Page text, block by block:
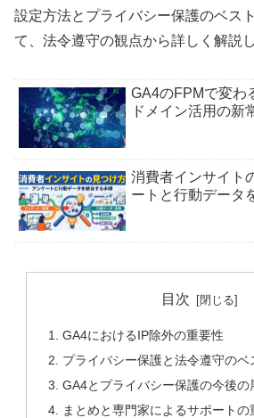
設定方法とプライバシー保護のベス
て、法令遵守の観点から詳しく解説し
GA4のFPMで変わ
ドメイン活用の新
消費者インサイト
ートと行動データ
目次
GA4におけるIP除外の重要性
プライバシー保護と法令遵守のベ
GA4とプライバシー保護の今後の
まとめと専門家によるサポートの